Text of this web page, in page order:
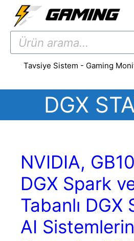
İçeriğe
Products
search
Tavsiye Sistem - Gaming
DGX
NVIDIA,
DGX Spark
Tabanlı DGX
AI